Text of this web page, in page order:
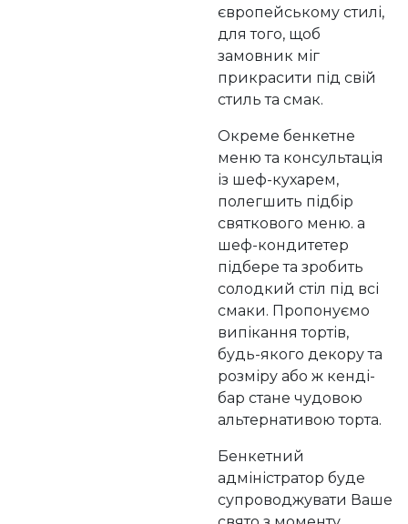
європейському стилі,
для того, щоб
замовник міг
прикрасити під свій
стиль та смак.
Окреме бенкетне
меню та консультація
із шеф-кухарем,
полегшить підбір
святкового меню. а
шеф-кондитетер
підбере та зробить
солодкий стіл під всі
смаки. Пропонуємо
випікання тортів,
будь-якого декору та
розміру або ж кенді-
бар стане чудовою
альтернативою торта.
Бенкетний
адміністратор буде
супроводжувати Ваше